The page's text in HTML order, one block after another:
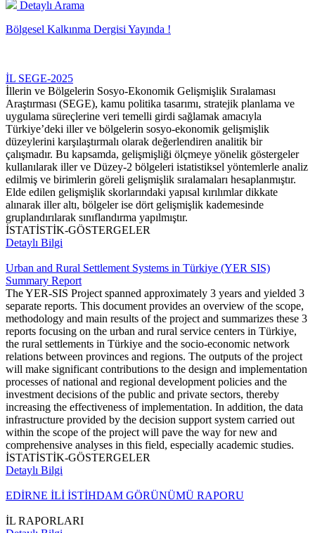
Detaylı Arama
Bölgesel Kalkınma Dergisi Yayında !
İL SEGE-2025
İllerin ve Bölgelerin Sosyo-Ekonomik Gelişmişlik Sıralaması
Araştırması (SEGE), kamu politika tasarımı, stratejik planlama ve
uygulama süreçlerine veri temelli girdi sağlamak amacıyla
Türkiye’deki iller ve bölgelerin sosyo-ekonomik gelişmişlik
düzeylerini karşılaştırmalı olarak değerlendiren analitik bir
çalışmadır. Bu kapsamda, gelişmişliği ölçmeye yönelik göstergeler
kullanılarak iller ve Düzey-2 bölgeleri istatistiksel yöntemlerle analiz
edilmiş ve birimlerin göreli gelişmişlik sıralamaları hesaplanmıştır.
Elde edilen gelişmişlik skorlarındaki yapısal kırılımlar dikkate
alınarak iller altı, bölgeler ise dört gelişmişlik kademesinde
gruplandırılarak sınıflandırma yapılmıştır.
İSTATİSTİK-GÖSTERGELER
Detaylı Bilgi
Urban and Rural Settlement Systems in Türkiye (YER SIS)
Summary Report
The YER-SIS Project spanned approximately 3 years and yielded 3
separate reports. This document provides an overview of the scope,
methodology and main results of the project and summarizes these 3
reports focusing on the urban and rural service centers in Türkiye,
the rural settlements in Türkiye and the socio-economic network
relations between provinces and regions. The outputs of the project
will make significant contributions to the design and implementation
processes of national and regional development policies and the
investment decisions of the public and private sectors, thereby
increasing the effectiveness of implementation. In addition, the data
infrastructure provided by the decision support system carried out
within the scope of the project will pave the way for new and
comprehensive analyses in this field, especially academic studies.
İSTATİSTİK-GÖSTERGELER
Detaylı Bilgi
EDİRNE İLİ İSTİHDAM GÖRÜNÜMÜ RAPORU
İL RAPORLARI